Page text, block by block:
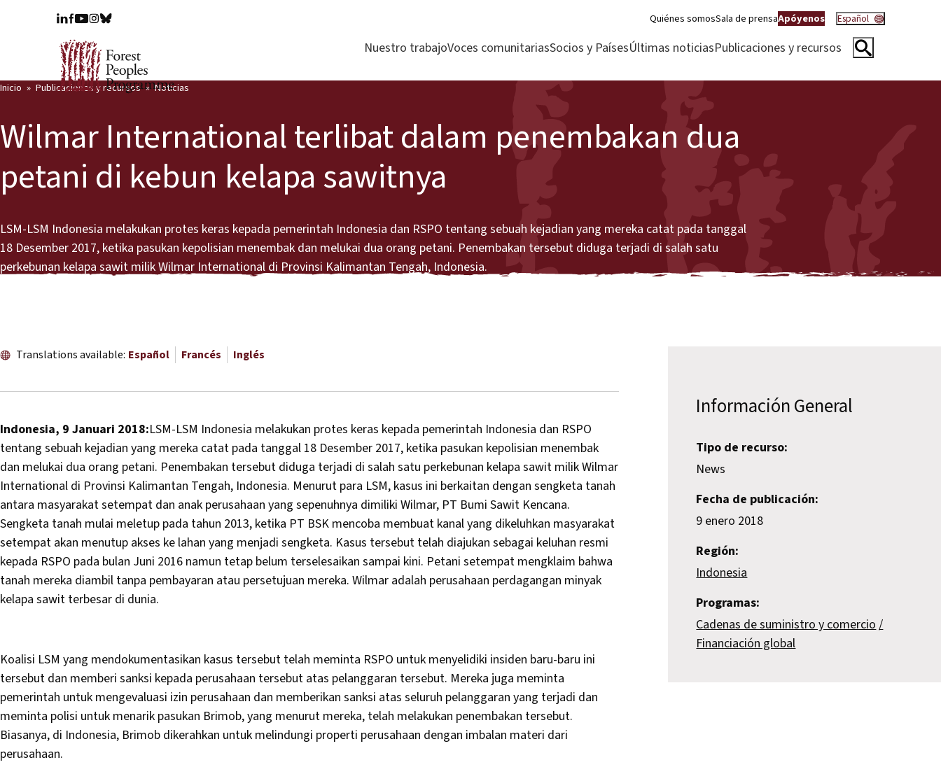
Quiénes somosSala de prensaApóyenos Español
Nuestro trabajoVoces comunitariasSocios y PaísesÚltimas noticiasPublicaciones y recursos
Inicio Publicaciones y recursos Noticias
Wilmar International terlibat dalam penembakan dua
petani di kebun kelapa sawitnya
LSM-LSM Indonesia melakukan protes keras kepada pemerintah Indonesia dan RSPO tentang sebuah kejadian yang mereka catat pada tanggal
18 Desember 2017, ketika pasukan kepolisian menembak dan melukai dua orang petani. Penembakan tersebut diduga terjadi di salah satu
perkebunan kelapa sawit milik Wilmar International di Provinsi Kalimantan Tengah, Indonesia.
Translations available: Español Francés Inglés
Indonesia, 9 Januari 2018:LSM-LSM Indonesia melakukan protes keras kepada pemerintah Indonesia dan RSPO
tentang sebuah kejadian yang mereka catat pada tanggal 18 Desember 2017, ketika pasukan kepolisian menembak
dan melukai dua orang petani. Penembakan tersebut diduga terjadi di salah satu perkebunan kelapa sawit milik Wilmar
International di Provinsi Kalimantan Tengah, Indonesia. Menurut para LSM, kasus ini berkaitan dengan sengketa tanah
antara masyarakat setempat dan anak perusahaan yang sepenuhnya dimiliki Wilmar, PT Bumi Sawit Kencana.
Sengketa tanah mulai meletup pada tahun 2013, ketika PT BSK mencoba membuat kanal yang dikeluhkan masyarakat
setempat akan menutup akses ke lahan yang menjadi sengketa. Kasus tersebut telah diajukan sebagai keluhan resmi
kepada RSPO pada bulan Juni 2016 namun tetap belum terselesaikan sampai kini. Petani setempat mengklaim bahwa
tanah mereka diambil tanpa pembayaran atau persetujuan mereka. Wilmar adalah perusahaan perdagangan minyak
kelapa sawit terbesar di dunia.
Koalisi LSM yang mendokumentasikan kasus tersebut telah meminta RSPO untuk menyelidiki insiden baru-baru ini
tersebut dan memberi sanksi kepada perusahaan tersebut atas pelanggaran tersebut. Mereka juga meminta
pemerintah untuk mengevaluasi izin perusahaan dan memberikan sanksi atas seluruh pelanggaran yang terjadi dan
meminta polisi untuk menarik pasukan Brimob, yang menurut mereka, telah melakukan penembakan tersebut.
Biasanya, di Indonesia, Brimob dikerahkan untuk melindungi properti perusahaan dengan imbalan materi dari
perusahaan.
Información General
Tipo de recurso:
News
Fecha de publicación:
9 enero 2018
Región:
Indonesia
Programas:
Cadenas de suministro y comercio
Financiación global